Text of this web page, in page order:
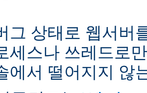
그 상태로 웹서버
세스나 쓰레드로
에서 떨어지지 않